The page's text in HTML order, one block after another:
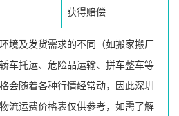
获得赔偿
境及发货需求的不同（如搬家搬厂
车托运、危险品运输、拼车整车等
会随着各种行情经常动，因此深圳
流运费价格表仅供参考，如需了解